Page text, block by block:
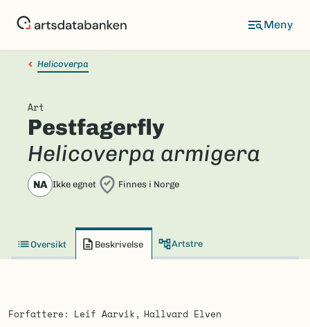
Helicoverpa
Art
Pestfagerfly
Helicoverpa armigera
NA Ikke egnet Finnes i Norge
Oversikt Beskrivelse Artstre
Forfattere Leif Aarvik
Hallvard Elven